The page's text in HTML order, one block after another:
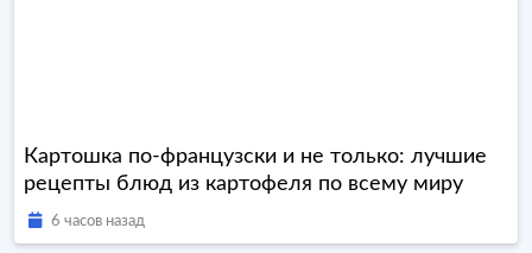
Картошка по-французски и не только: лучшие
рецепты блюд из картофеля по всему миру
6 часов назад